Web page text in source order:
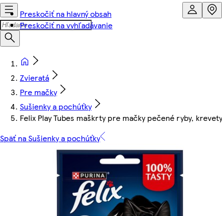
Preskočiť na hlavný obsah
Preskočiť na vyhľadávanie
Zvieratá
Pre mačky
Sušienky a pochúťky
Felix Play Tubes maškrty pre mačky pečené ryby,
Späť na Sušienky a pochúťky